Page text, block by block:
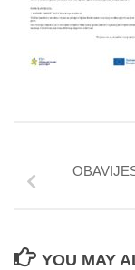
YOU MAY